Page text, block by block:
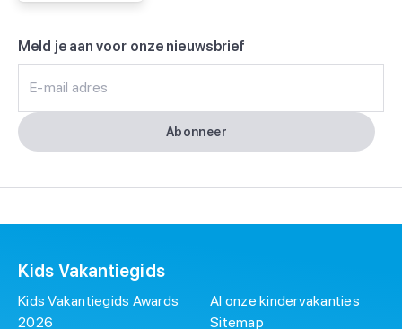
Meld je aan voor onze nieuwsbrief
E-mail adres
Abonneer
Kids Vakantiegids
Kids Vakantiegids Awards
2026
Al onze kindervakanties
Sitemap